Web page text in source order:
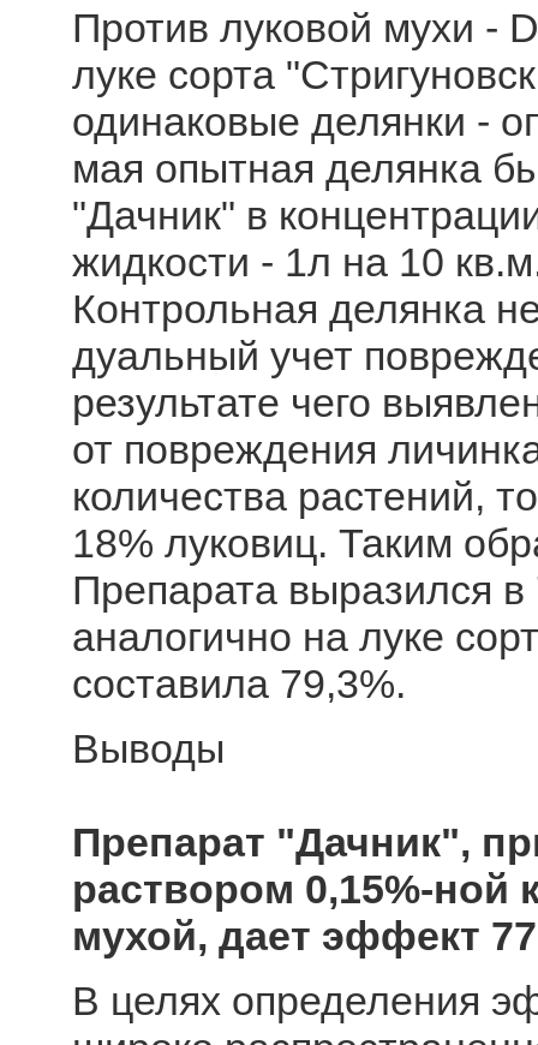
Против луковой мухи -
луке сорта
одинаковые делянки -
мая опытная делянка
"Дачник" в
жидкости - 1л на 10
Контрольная делянка
дуальный учет
результате чего
от повреждения
количества растений,
18% луковиц. Таким
Препарата выразился
аналогично на луке
составила 79,3%.
Выводы
Препарат "Дачник",
раствором 0,15%-ной
мухой, дает эффект
В целях определения